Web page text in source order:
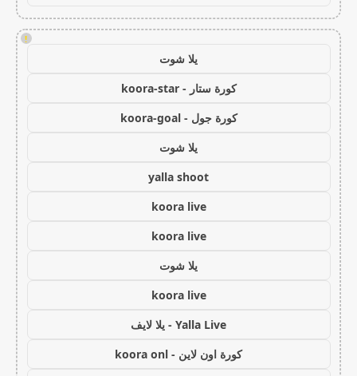
!
يلا شوت
كورة ستار - koora-star
كورة جول - koora-goal
يلا شوت
yalla shoot
koora live
koora live
يلا شوت
koora live
Yalla Live - يلا لايف
كورة اون لاين - koora onl